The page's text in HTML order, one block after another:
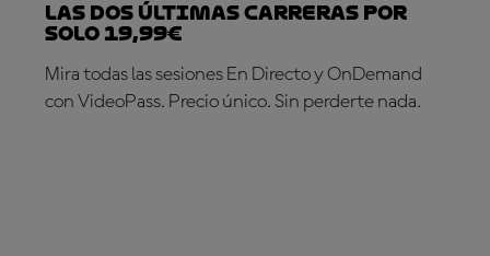
Las dos últimas carreras por
solo 19,99€
Mira todas las sesiones En Directo y OnDemand
con VideoPass. Precio único. Sin perderte nada.